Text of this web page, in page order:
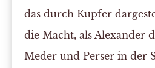
das durch Kupfer
die Macht, als Alexander
Meder und Perser in der